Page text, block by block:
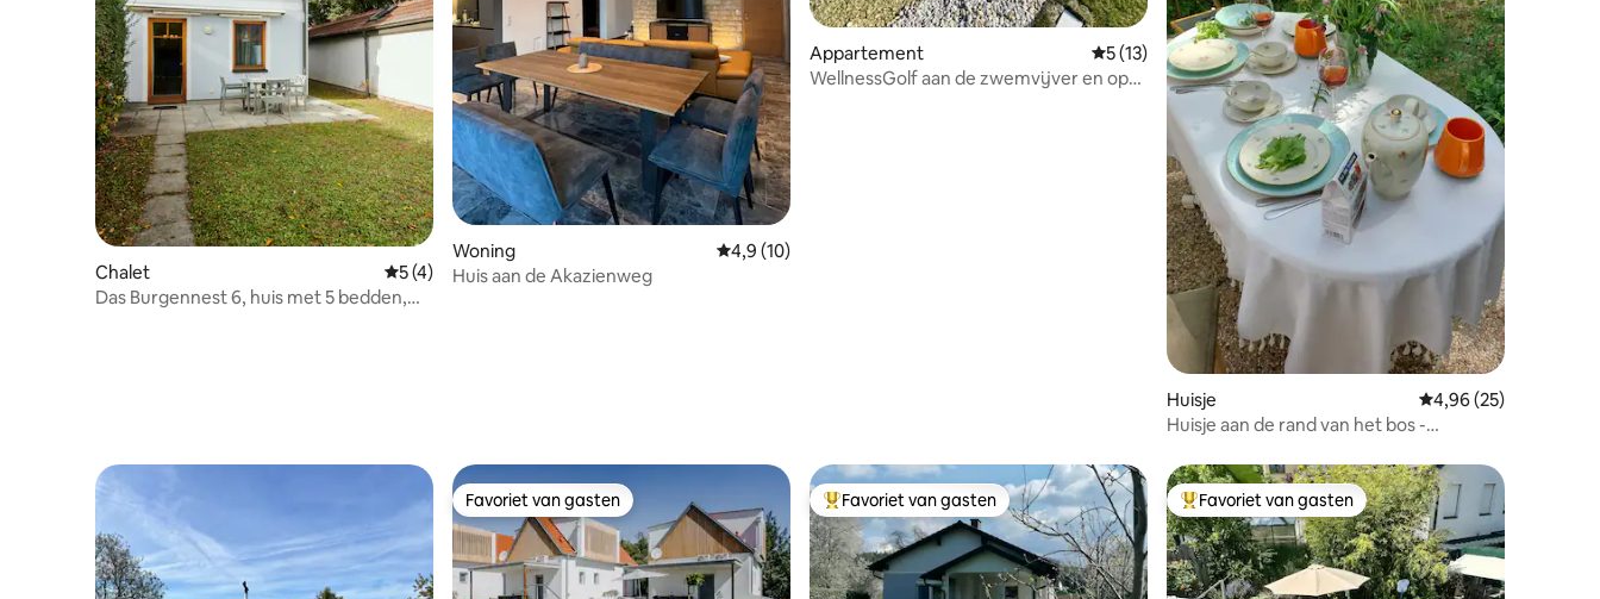
Chalet Gemiddelde beoordeling van 5 uit 5, 4 recensies
5 (4)
Das Burgennest 6, huis met 5 bedden,
Woning Gemiddelde beoordeling van 4,9 uit 5, 10 recensies
4,9 (10)
Huis aan de Akazienweg
Appartement Gemiddelde beoordeling van 5 uit 5, 13 recensies
5 (13)
WellnessGolf aan de zwemvijver en op
Huisje Gemiddelde
4,96 (25)
Huisje aan de rand van het bos -
Favoriet van gasten
Favoriet van gasten Topfavoriet van gasten
Favoriet van gasten Topfavoriet van gasten
Favoriet van gasten